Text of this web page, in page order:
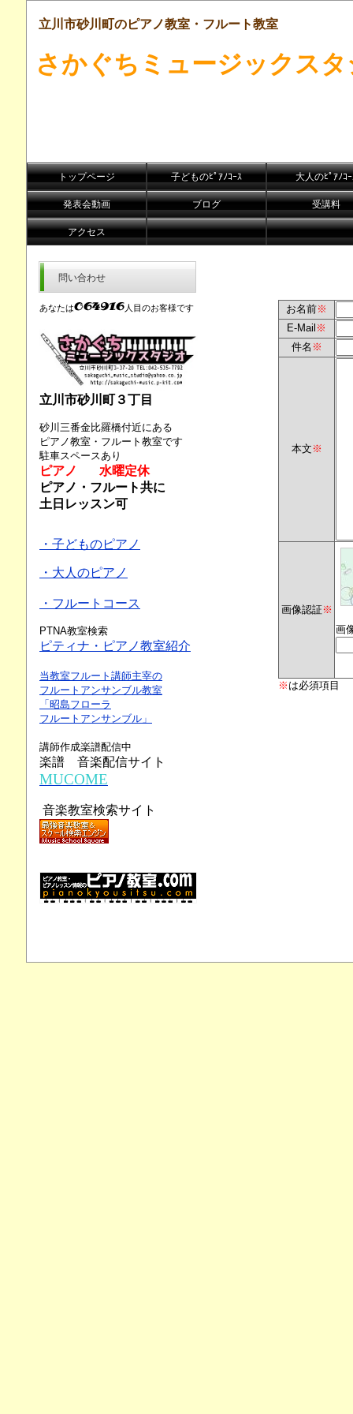
立川市砂川町のピアノ教室・フルート教室
さかぐちミュージックス
トップページ 子どものﾋﾟｱﾉｺｰｽ 大人のﾋﾟｱﾉｺ
発表会動画 ブログ 受講料
アクセス
お名前※
E-Mail ※
件名 ※
本文 ※
画像認証※
画
※ は必須項目
問い合わせ
あなたは 人目のお客様です
立川市砂川町３丁目
砂川三番金比羅橋付近にある
ピアノ教室・フルート教室です
駐車スペースあり
ピアノ 水曜定休
ピアノ・フルート共に
土日レッスン可
・子どものピアノ
・大人のピアノ
・フルートコース
PTNA教室検索
ピティナ・ピアノ教室紹介
当教室フルート講師主宰の
フルートアンサンブル教室
「昭島フローラ
フルートアンサンブル」
講師作成楽譜配信中
楽譜 音楽配信サイト
MUCOME
音楽教室検索サイト